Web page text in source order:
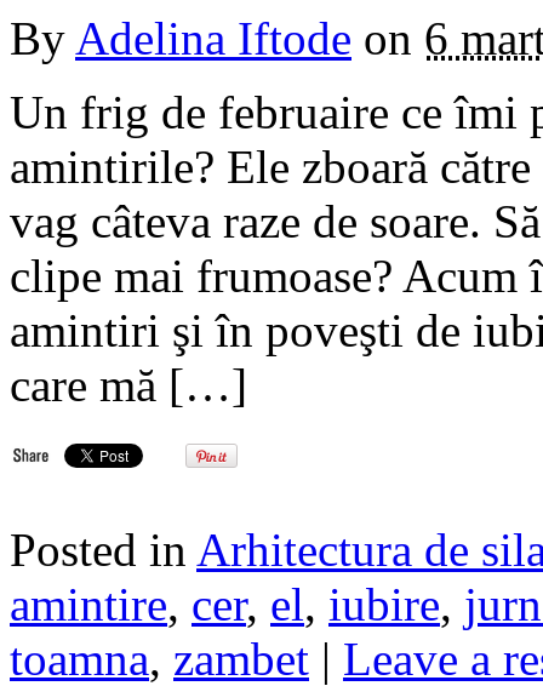
By Adelina Iftode on 6
Un frig de februaire ce îmi
amintirile? Ele zboară
vag câteva raze de soare.
clipe mai frumoase?
amintiri şi în poveşti de
care mă […]
Posted in Arhitectura de
amintire, cer, el, iubire,
toamna, zambet | Leave a